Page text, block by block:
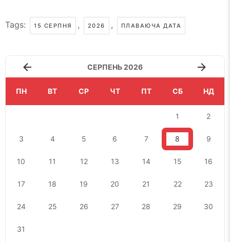
Tags: 15 СЕРПНЯ , 2026 , ПЛАВАЮЧА ДАТА
СЕРПЕНЬ 2026
ПН ВТ СР ЧТ ПТ СБ НД
1 2
3 4 5 6 7 8 9
10 11 12 13 14 15 16
17 18 19 20 21 22 23
24 25 26 27 28 29 30
31